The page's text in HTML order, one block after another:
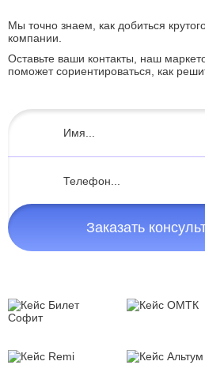
Мы точно знаем, как добиться
компании.
Оставьте ваши контакты, наш
поможет сориентироваться, как
Заказать